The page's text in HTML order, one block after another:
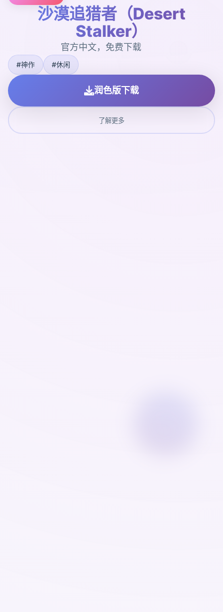
沙漠追猎者（Desert
Stalker）
官方中文，免费下载
#神作 #休闲
润色版下载
了解更多